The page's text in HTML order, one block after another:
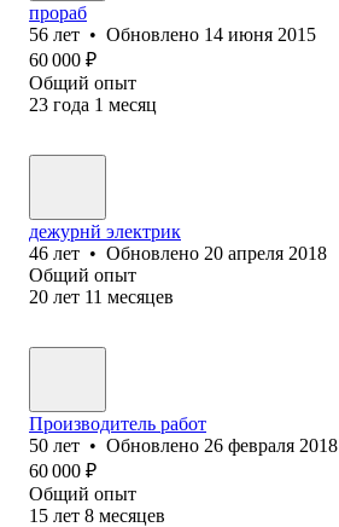
прораб
56 лет • Обновлено 14 июня 2015
60 000 ₽
Общий опыт
23 года 1 месяц
дежурнй электрик
46 лет • Обновлено 20 апреля 2018
Общий опыт
20 лет 11 месяцев
Производитель работ
50 лет • Обновлено 26 февраля 2018
60 000 ₽
Общий опыт
15 лет 8 месяцев